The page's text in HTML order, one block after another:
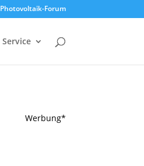
Photovoltaik-Forum
Service
Werbung*